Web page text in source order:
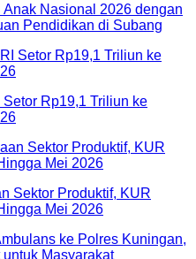
Nasional 2026 dengan
Pendidikan di Subang
Rp19,1 Triliun ke
Sektor Produktif, KUR
Mei 2026